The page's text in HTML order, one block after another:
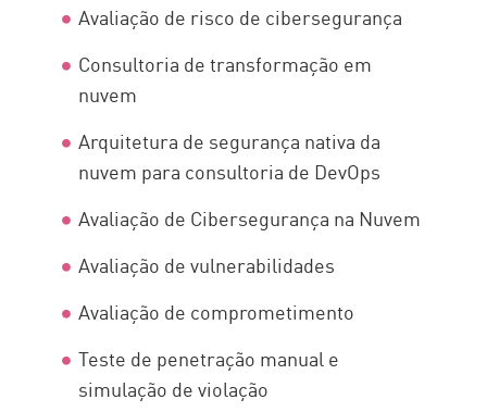
Avaliação de risco de cibersegurança
Consultoria de transformação em
nuvem
Arquitetura de segurança nativa da
nuvem para consultoria de DevOps
Avaliação de Cibersegurança na Nuvem
Avaliação de vulnerabilidades
Avaliação de comprometimento
Teste de penetração manual e
simulação de violação